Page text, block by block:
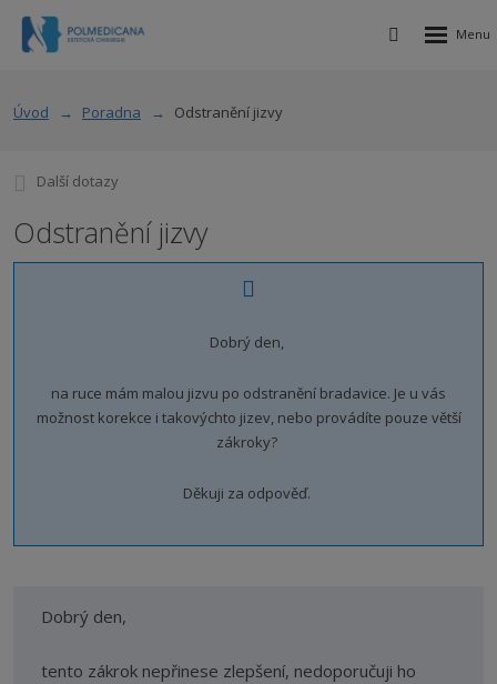
Vyhledávání
Rozbalení
Úvod Poradna Odstranění jizvy
Další dotazy
Odstranění jizvy
Dobrý den,
na ruce mám malou jizvu po odstranění bradavice. Je u vás
možnost korekce i takovýchto jizev, nebo provádíte pouze větší
zákroky?
Děkuji za odpověď.
Dobrý den,
tento zákrok nepřinese zlepšení, nedoporučuji ho